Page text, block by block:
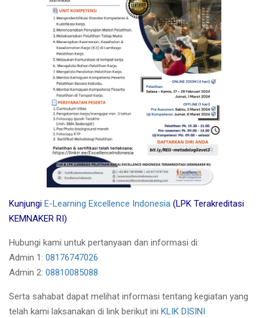
Kunjungi E-Learning Excellence Indonesia (LPK Terakreditasi
KEMNAKER RI)
Hubungi kami untuk pertanyaan dan informasi di:
Admin 1: 08176747026
Admin 2: 08810085088
Serta sahabat dapat melihat informasi tentang kegiatan yang
telah kami laksanakan di link berikut ini KLIK DISINI